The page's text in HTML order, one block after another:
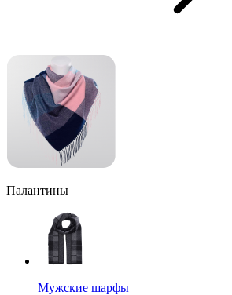
Палантины
Мужские шарфы